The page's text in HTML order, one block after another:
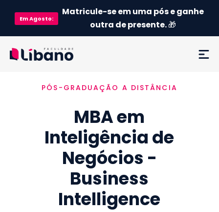
EmAgosto:
Matricule-se em uma pós e ganhe
outra de presente.🎁
Ementa
Credenciamento MEC
Já sou aluno
PÓS-GRADUAÇÃO A DISTÂNCIA
MBA em
Inteligência de
Negócios -
Business
Intelligence